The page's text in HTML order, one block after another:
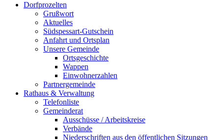
Dorfprozelten
Grußwort
Aktuelles
Südspessart-Gutschein
Anfahrt und Ortsplan
Unsere Gemeinde
Ortsgeschichte
Wappen
Einwohnerzahlen
Partnergemeinde
Rathaus & Verwaltung
Telefonliste
Gemeinderat
Ausschüsse / Arbeitskreise
Verbände
Niederschriften aus den öffentlichen Sitzungen